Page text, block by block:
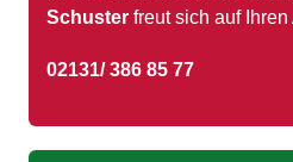
Schuster freut sich auf Ihren
02131/ 386 85 77